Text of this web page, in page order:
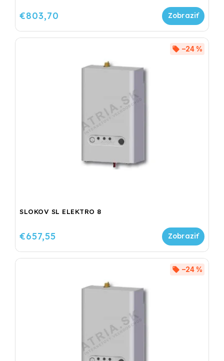
€803,70
SLOKOV SL ELEKTRO 8
–24 %
€657,55
–24 %